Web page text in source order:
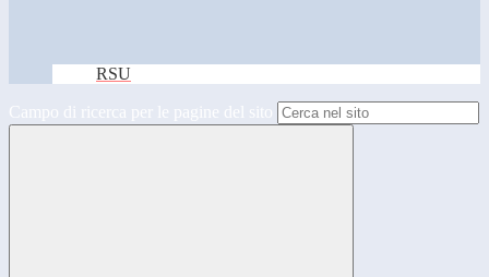
RSU
Campo di ricerca per le pagine del sito